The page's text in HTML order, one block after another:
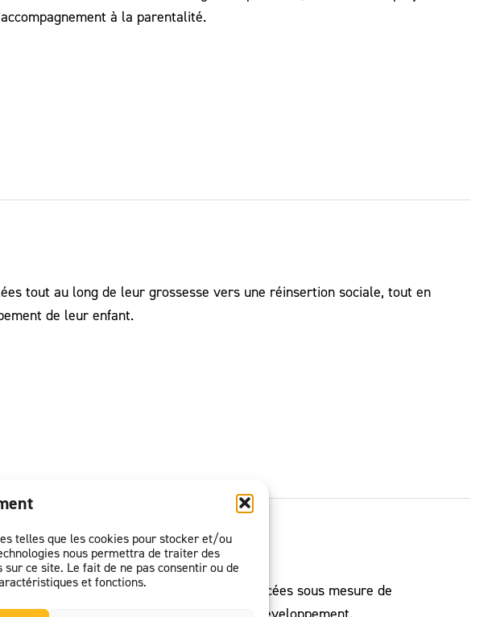
telles que les cookies pour stocker et/ou
nous permettra de traiter des
ce site. Le fait de ne pas consentir ou de
et fonctions.
à la parentalité.
tout au long de leur grossesse vers une réinsertion sociale, tout en
de leur enfant.
l’accompagnement des personnes placées sous mesure de
de justice, etc.) et contribuer à leur développement.